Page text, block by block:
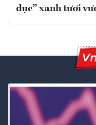
dục” xanh tươi